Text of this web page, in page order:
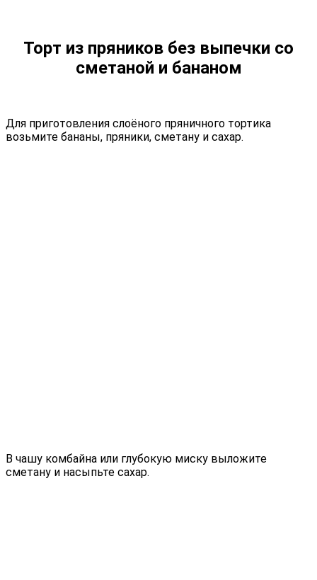
Торт из пряников без выпечки со
сметаной и бананом
Для приготовления слоёного пряничного тортика
возьмите бананы, пряники, сметану и сахар.
В чашу комбайна или глубокую миску выложите
сметану и насыпьте сахар.